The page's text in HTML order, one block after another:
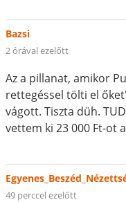
Bazsi
2 órával ezelőtt
Az a pillanat, amikor
rettegéssel tölti el
vágott. Tiszta düh.
vettem ki 23 000 Ft-ot
49 perccel ezelőtt